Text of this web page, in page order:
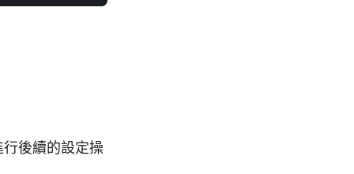
後續的設定操